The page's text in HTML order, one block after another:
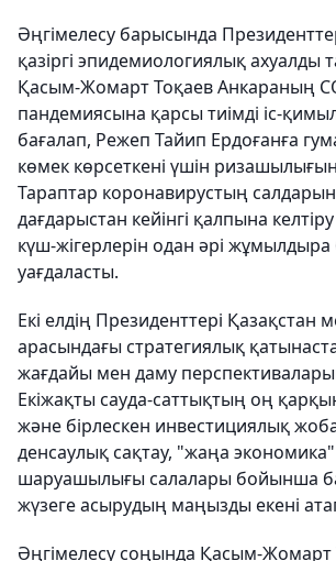
Әңгімелесу барысында
қазіргі эпидемиологиялық ахуалды
Қасым-Жомарт Тоқаев Анкараның
пандемиясына қарсы тиімді іс-
бағалап, Режеп Тайип Ердоғанға
көмек көрсеткені үшін ризашылығын
Тараптар коронавирустың
дағдарыстан кейінгі қалпына
күш-жігерлерін одан әрі жұмылдыра
уағдаласты.
Екі елдің Президенттері Қазақстан
арасындағы стратегиялық
жағдайы мен даму
Екіжақты сауда-саттықтың оң
және бірлескен инвестициялық
денсаулық сақтау, "жаңа
шаруашылығы салалары бойынша
жүзеге асырудың маңызды екені
Әңгімелесу соңында Қасым-Жомарт